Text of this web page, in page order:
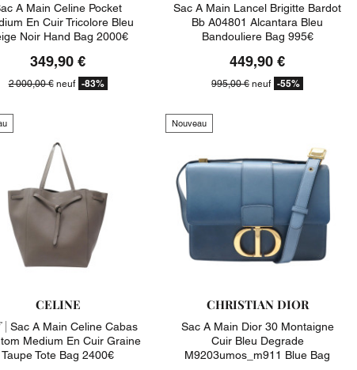
A Main Celine Pocket
En Cuir Tricolore Bleu
Noir Hand Bag 2000€
349,90 €
2 000,00 €neuf -83%
Sac A Main Lancel Brigitte Bardot
Bb A04801 Alcantara Bleu
Bandouliere Bag 995€
449,90 €
995,00 € neuf -55%
CELINE
| Sac A Main Celine Cabas
Medium En Cuir Graine
Taupe Tote Bag 2400€
Nouveau
CHRISTIAN DIOR
Sac A Main Dior 30 Montaigne
Cuir Bleu Degrade
M9203umos_m911 Blue Bag